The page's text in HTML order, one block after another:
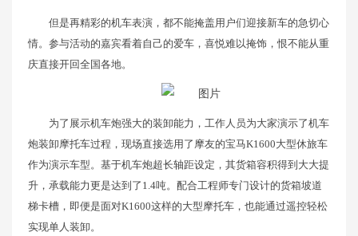
但是再精彩的机车表演，都不能掩盖用户们迎接新车的急切心
情。参与活动的嘉宾看着自己的爱车，喜悦难以掩饰，恨不能从重
庆直接开回全国各地。
为了展示机车炮强大的装卸能力，工作人员为大家演示了机车
炮装卸摩托车过程，现场直接选用了摩友的宝马K1600大型休旅车
作为演示车型。基于机车炮超长轴距设定，其货箱容积得到大大提
升，承载能力更是达到了1.4吨。配合工程师专门设计的货箱坡道
梯卡槽，即便是面对K1600这样的大型摩托车，也能通过遥控轻松
实现单人装卸。